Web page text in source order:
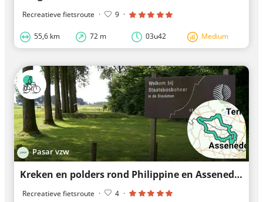
Recreatieve fietsroute · 9 ·
55,6 km 72 m 03u42 Medium
Pasar vzw
Kreken en polders rond Philippine en Assenede
Recreatieve fietsroute · 4 ·